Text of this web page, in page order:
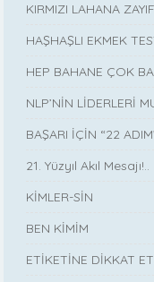
KIRMIZI LAHANA
HAŞHAŞLI EKMEK
HEP BAHANE ÇOK
NLP’NİN LİDERLERİ
BAŞARI İÇİN “22
21. Yüzyıl Akıl Mesajı!..
KİMLER-SİN
BEN KİMİM
ETİKETİNE DİKKAT